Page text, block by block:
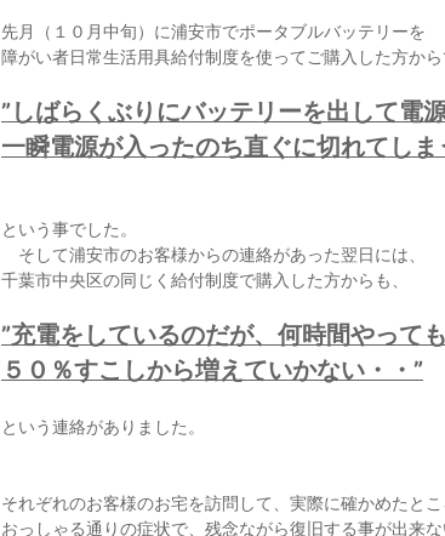
先月（１０月中旬）に浦安市でポータブルバッテリーを
障がい者日常生活用具給付制度を使ってご購入した方から
”しばらくぶりにバッテリーを出して電
一瞬電源が入ったのち直ぐに切れてしま
という事でした。
そして浦安市のお客様からの連絡があった翌日には、
千葉市中央区の同じく給付制度で購入した方からも、
”充電をしているのだが、何時間やって
５０％すこしから増えていかない・・”
という連絡がありました。
それぞれのお客様のお宅を訪問して、実際に確かめたとこ
おっしゃる通りの症状で、残念ながら復旧する事が出来な